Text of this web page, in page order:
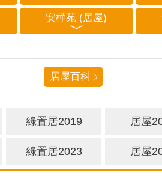
安樺苑 (居屋)
居屋百科
綠置居2019 居屋
綠置居2023 居屋